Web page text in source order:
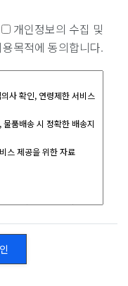
개인정보의 수집 및
용목적에 동의합니다.